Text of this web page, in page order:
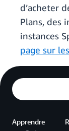
d’acheter
Plans, des
instances
page sur
Apprendre